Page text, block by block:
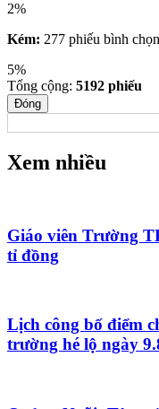
2%
Kém: 277 phiếu bình chọn
5%
Tổng cộng: 5192 phiếu
Đóng
Xem nhiều
Giáo viên Trường
tỉ đồng
Lịch công bố điểm
trường hé lộ ngày